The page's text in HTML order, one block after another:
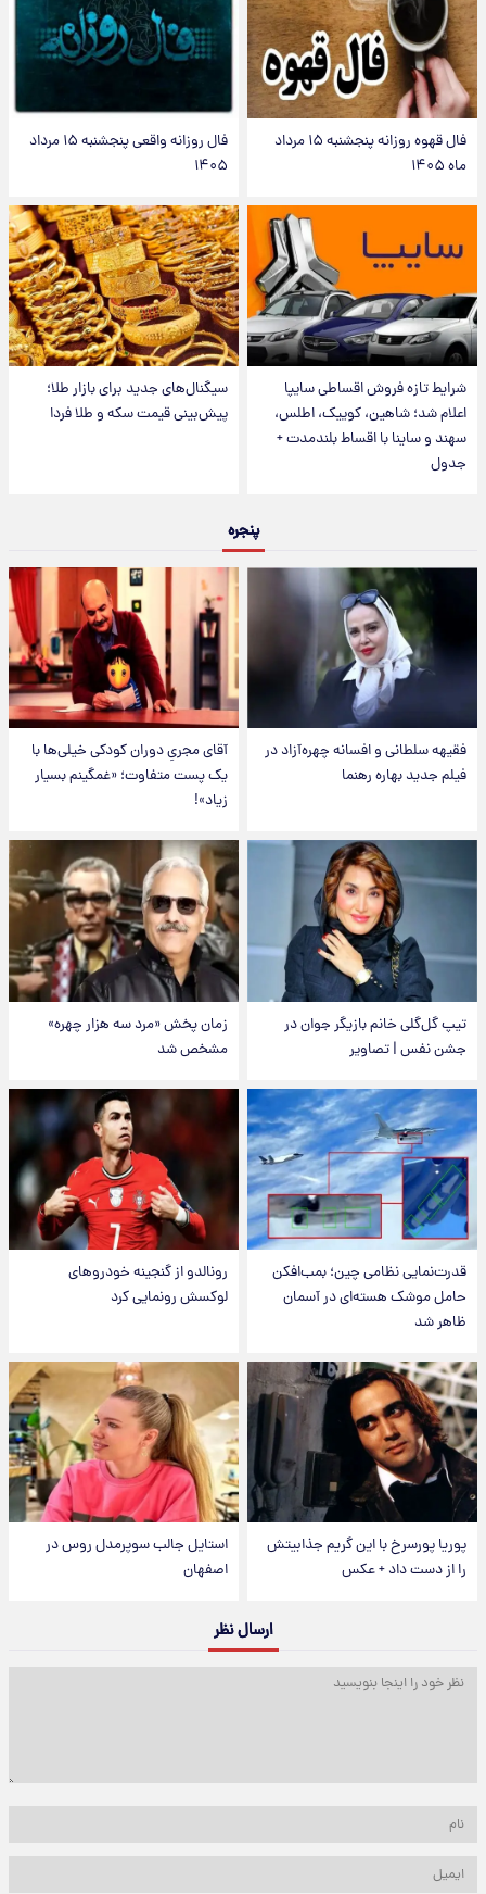
فال قهوه روزانه پنجشنبه ۱۵ مرداد
ماه ۱۴۰۵
فال روزانه واقعی پنجشنبه ۱۵ مرداد
۱۴۰۵
شرایط تازه فروش اقساطی سایپا
اعلام شد؛ شاهین، کوییک، اطلس،
سهند و ساینا با اقساط بلندمدت +
جدول
سیگنال‌های جدید برای بازار طلا؛
پیش‌بینی قیمت سکه و طلا فردا
پنجره
فقیهه سلطانی و افسانه چهره‌آزاد در
فیلم جدید بهاره رهنما
آقای مجریِ دوران کودکی خیلی‌ها با
یک پست متفاوت؛ «غمگینم بسیار
زیاد»!
تیپ گل‌گلی خانم بازیگر جوان در
جشن نفس | تصاویر
زمان پخش «مرد سه هزار چهره»
مشخص شد
قدرت‌نمایی نظامی چین؛ بمب‌افکن
حامل موشک هسته‌ای در آسمان
ظاهر شد
رونالدو از گنجینه خودروهای
لوکسش رونمایی کرد
پوریا پورسرخ با این گریم جذابیتش
را از دست داد + عکس
استایل جالب سوپرمدل روس در
اصفهان
ارسال نظر